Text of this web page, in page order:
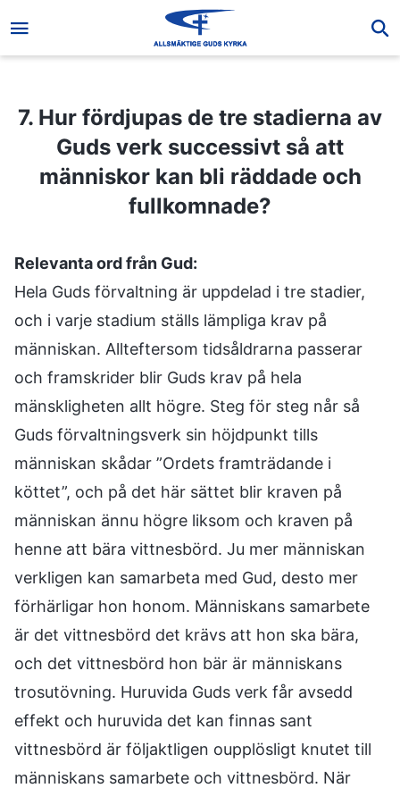
7. Hur fördjupas de tre stadierna av
Guds verk successivt så att
människor kan bli räddade och
fullkomnade?
Relevanta ord från Gud:
Hela Guds förvaltning är uppdelad i tre stadier,
och i varje stadium ställs lämpliga krav på
människan. Allteftersom tidsåldrarna passerar
och framskrider blir Guds krav på hela
mänskligheten allt högre. Steg för steg når så
Guds förvaltningsverk sin höjdpunkt tills
människan skådar ”Ordets framträdande i
köttet”, och på det här sättet blir kraven på
människan ännu högre liksom och kraven på
henne att bära vittnesbörd. Ju mer människan
verkligen kan samarbeta med Gud, desto mer
förhärligar hon honom. Människans samarbete
är det vittnesbörd det krävs att hon ska bära,
och det vittnesbörd hon bär är människans
trosutövning. Huruvida Guds verk får avsedd
effekt och huruvida det kan finnas sant
vittnesbörd är följaktligen oupplösligt knutet till
människans samarbete och vittnesbörd. När